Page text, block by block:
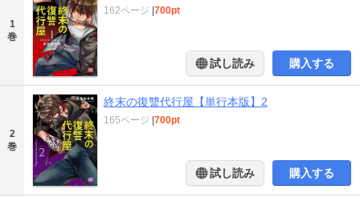
1
巻
162ページ 700pt
試し読み 購入する
2
巻
終末の復讐代行屋【単行本版】2
165ページ 700pt
試し読み 購入する